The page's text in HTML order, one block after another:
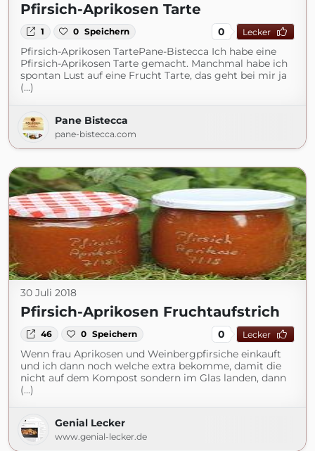
Pfirsich-Aprikosen Tarte
1 0 Speichern 0 Lecker
Pfirsich-Aprikosen TartePane-Bistecca Ich habe eine
Pfirsich-Aprikosen Tarte gemacht. Manchmal habe ich
spontan Lust auf eine Frucht Tarte, das geht bei mir ja
(...)
Pane Bistecca
pane-bistecca.com
30 Juli 2018
Pfirsich-Aprikosen Fruchtaufstrich
46 0 Speichern 0 Lecker
Wenn frau Aprikosen und Weinbergpfirsiche einkauft
und ich dann noch welche extra bekomme, damit die
nicht auf dem Kompost sondern im Glas landen, dann
(...)
Genial Lecker
www.genial-lecker.de